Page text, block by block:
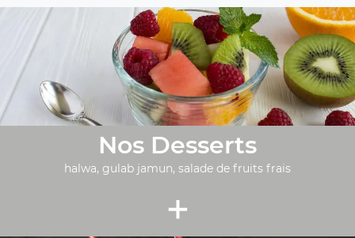
Nos Desserts
halwa, gulab jamun, salade de fruits frais
+